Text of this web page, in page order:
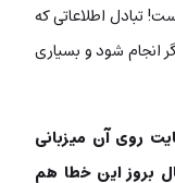
تبادل اطلاعاتی که
انجام شود و بسیاری
روی آن میزبانی
بروز این خطا هم